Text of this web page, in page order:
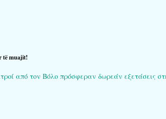
të muajit!
από τον Βόλο πρόσφεραν δωρεάν εξετάσεις